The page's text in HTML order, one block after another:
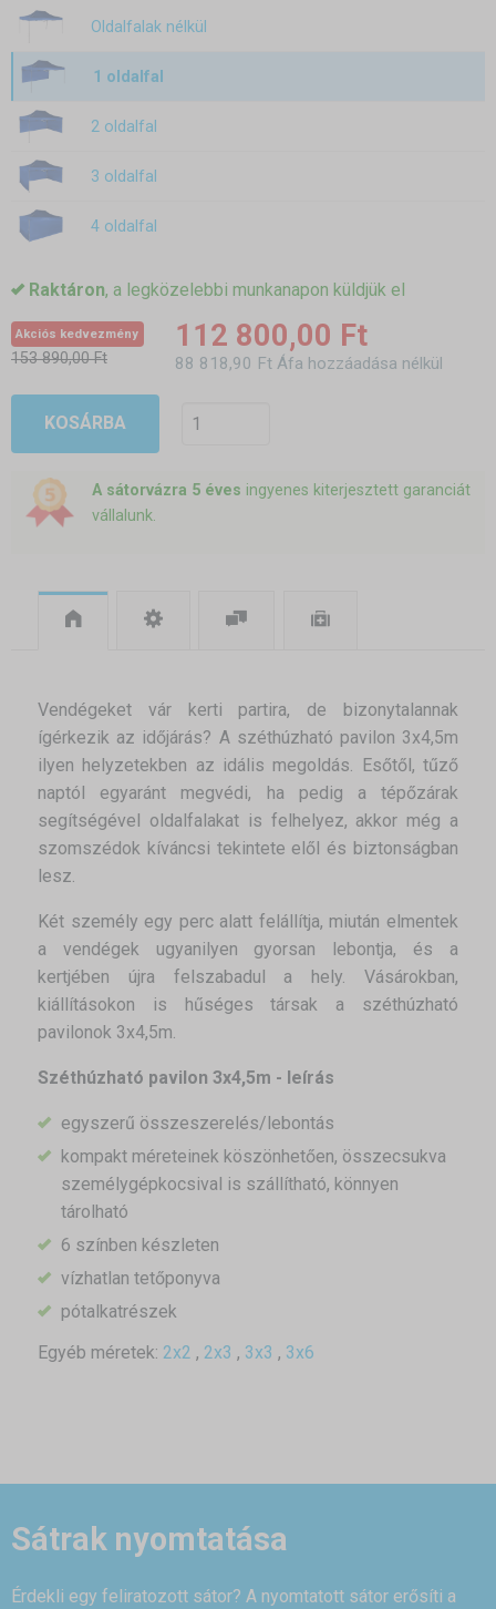
Oldalfalak nélkül
1 oldalfal
2 oldalfal
3 oldalfal
4 oldalfal
Raktáron, a legközelebbi munkanapon küldjük el
Akciós kedvezmény
153 890,00 Ft
112 800,00 Ft
88 818,90 Ft Áfa hozzáadása nélkül
KOSÁRBA
A sátorvázra 5 éves ingyenes kiterjesztett garanciát
vállalunk.
Vendégeket vár kerti partira, de bizonytalannak
ígérkezik az időjárás? A széthúzható pavilon 3x4,5m
ilyen helyzetekben az idális megoldás. Esőtől, tűző
naptól egyaránt megvédi, ha pedig a tépőzárak
segítségével oldalfalakat is felhelyez, akkor még a
szomszédok kíváncsi tekintete elől és biztonságban
lesz.
Két személy egy perc alatt felállítja, miután elmentek
a vendégek ugyanilyen gyorsan lebontja, és a
kertjében újra felszabadul a hely. Vásárokban,
kiállításokon is hűséges társak a széthúzható
pavilonok 3x4,5m.
Széthúzható pavilon 3x4,5m - leírás
egyszerű összeszerelés/lebontás
kompakt méreteinek köszönhetően, összecsukva
személygépkocsival is szállítható, könnyen
tárolható
6 színben készleten
vízhatlan tetőponyva
pótalkatrészek
Egyéb méretek: 2x2 , 2x3 , 3x3 , 3x6
Sátrak nyomtatása
Érdekli egy feliratozott sátor? A nyomtatott sátor erősíti a